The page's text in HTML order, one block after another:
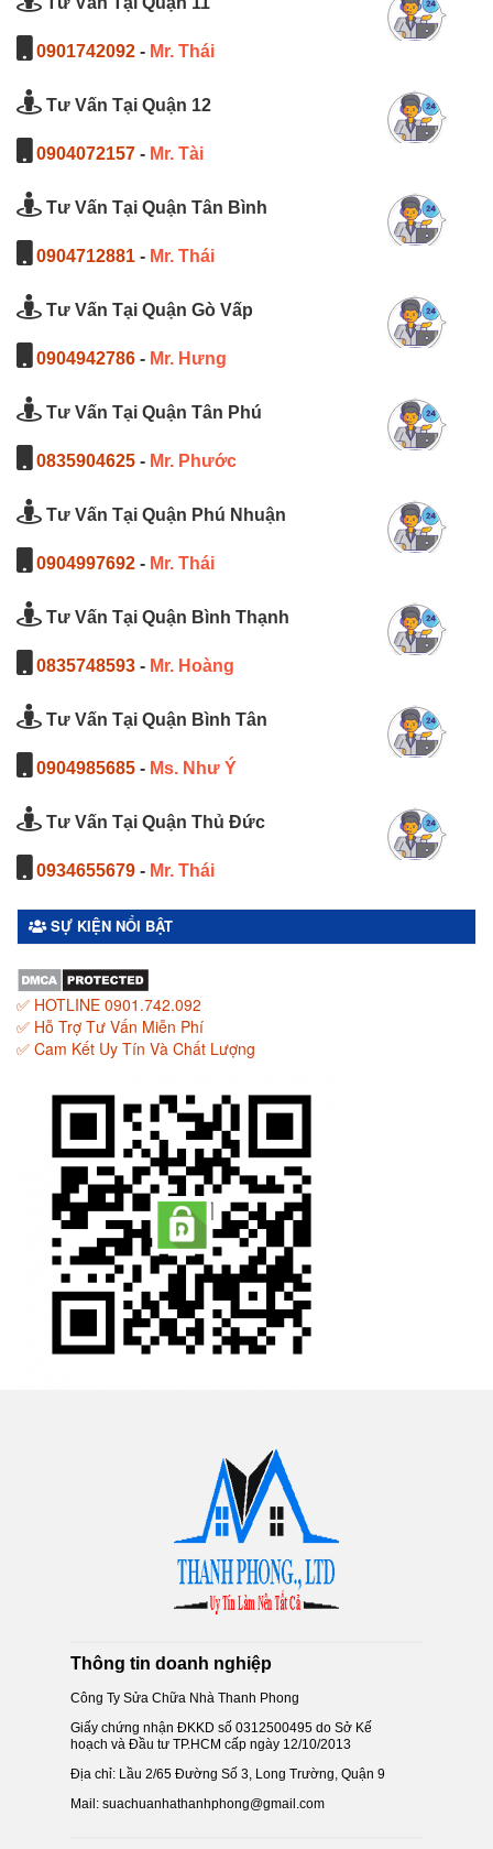
0901742092 - Mr. Thái
Tư Vấn Tại Quận 12
0904072157 - Mr. Tài
Tư Vấn Tại Quận Tân Bình
0904712881 - Mr. Thái
Tư Vấn Tại Quận Gò Vấp
0904942786 - Mr. Hưng
Tư Vấn Tại Quận Tân Phú
0835904625 - Mr. Phước
Tư Vấn Tại Quận Phú Nhuận
0904997692 - Mr. Thái
Tư Vấn Tại Quận Bình Thạnh
0835748593 - Mr. Hoàng
Tư Vấn Tại Quận Bình Tân
0904985685 - Ms. Như Ý
Tư Vấn Tại Quận Thủ Đức
0934655679 - Mr. Thái
SỰ KIỆN NỔI BẬT
✅ HOTLINE 0901.742.092
✅ Hỗ Trợ Tư Vấn Miễn Phí
✅ Cam Kết Uy Tín Và Chất Lượng
Thông tin doanh nghiệp
Công Ty Sửa Chữa Nhà Thanh Phong
Giấy chứng nhận ĐKKD số 0312500495 do Sở Kế
hoạch và Đầu tư TP.HCM cấp ngày 12/10/2013
Địa chỉ: Lầu 2/65 Đường Số 3, Long Trường, Quận 9
Mail: suachuanhathanhphong@gmail.com